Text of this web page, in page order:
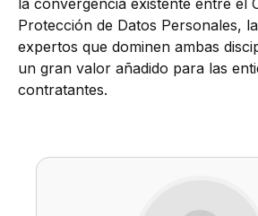
la convergencia existente entre el
Protección de Datos Personales,
expertos que dominen ambas
un gran valor añadido para las
contratantes.